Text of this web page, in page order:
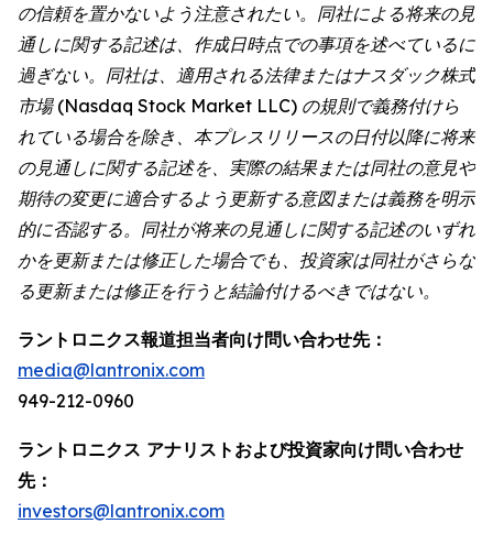
の信頼を置かないよう注意されたい。同社による将来の見
通しに関する記述は、作成日時点での事項を述べているに
過ぎない。同社は、適用される法律またはナスダック株式
市場 (Nasdaq Stock Market LLC) の規則で義務付けら
れている場合を除き、本プレスリリースの日付以降に将来
の見通しに関する記述を、実際の結果または同社の意見や
期待の変更に適合するよう更新する意図または義務を明示
的に否認する。同社が将来の見通しに関する記述のいずれ
かを更新または修正した場合でも、投資家は同社がさらな
る更新または修正を行うと結論付けるべきではない。
ラントロニクス報道担当者向け問い合わせ先：
media@lantronix.com
949-212-0960
ラントロニクス アナリストおよび投資家向け問い合わせ
先：
investors@lantronix.com